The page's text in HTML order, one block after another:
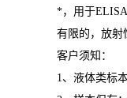
*，用于ELISA
有限的，放射
客户须知：
1 、液体类标